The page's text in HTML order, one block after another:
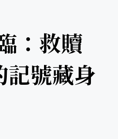
：救贖
記號藏身